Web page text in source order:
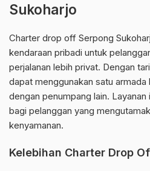
Sukoharjo
Charter drop off Serpong
kendaraan pribadi untuk
perjalanan lebih privat. Dengan
dapat menggunakan satu
dengan penumpang lain.
bagi pelanggan yang
kenyamanan.
Kelebihan Charter Drop